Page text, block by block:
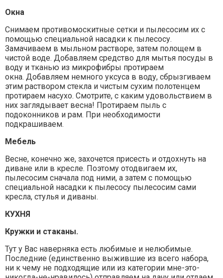
Окна
Снимаем противомоскитные сетки и пылесосим их с
помощью специальной насадки к пылесосу.
Замачиваем в мыльном растворе, затем полощем в
чистой воде. Добавляем средство для мытья посуды в
воду и тканью из микрофибры протираем
окна. Добавляем немного уксуса в воду, сбрызгиваем
этим раствором стекла и чистым сухим полотенцем
протираем насухо. Смотрите, с каким удовольствием в
них заглядывает весна! Протираем пыль с
подоконников и рам. При необходимости
подкрашиваем.
Мебель
Весне, конечно же, захочется присесть и отдохнуть на
диване или в кресле. Поэтому отодвигаем их,
пылесосим сначала под ними, а затем с помощью
специальной насадки к пылесосу пылесосим сами
кресла, стулья и диваны.
КУХНЯ
Кружки и стаканы.
Тут у Вас наверняка есть любимые и нелюбимые.
Последние (единственно выжившие из всего набора,
ни к чему не подходящие или из категории мне-это-